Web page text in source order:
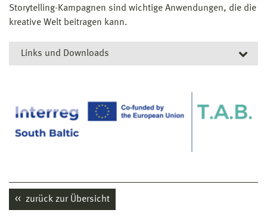
Storytelling-Kampagnen sind wichtige Anwendungen, die die
kreative Welt beitragen kann.
Links und Downloads
Projektleiter Prof. Dr. math. Gunnar Prause
European Project Center (EPC)
zurück zur Übersicht